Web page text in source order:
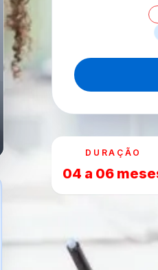
DURAÇÃO
04 a 06